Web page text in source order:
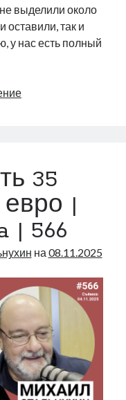
выделили около
оставили, так и
у нас есть полный
Интервью
и
России
35
|
| 566
на 08.11.2025